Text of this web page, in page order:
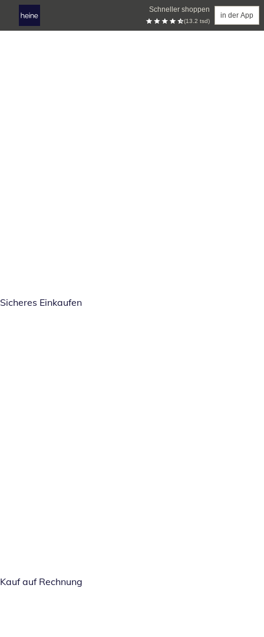
Schneller shoppen
(13.2 tsd)
in der App
Sicheres Einkaufen
Kauf auf Rechnung